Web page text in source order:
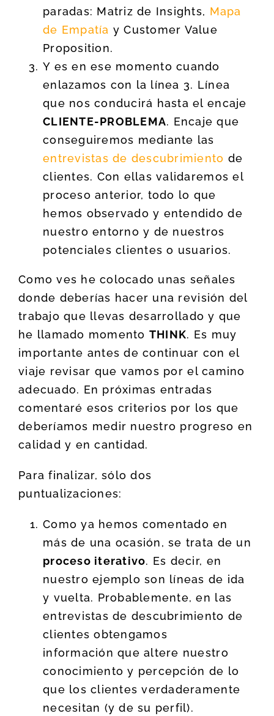
paradas: Matriz de Insights, Mapa
de Empatía y Customer Value
Proposition.
Y es en ese momento cuando
enlazamos con la línea 3. Línea
que nos conducirá hasta el encaje
CLIENTE-PROBLEMA. Encaje que
conseguiremos mediante las
entrevistas de descubrimiento de
clientes. Con ellas validaremos el
proceso anterior, todo lo que
hemos observado y entendido de
nuestro entorno y de nuestros
potenciales clientes o usuarios.
Como ves he colocado unas señales
donde deberías hacer una revisión del
trabajo que llevas desarrollado y que
he llamado momento THINK. Es muy
importante antes de continuar con el
viaje revisar que vamos por el camino
adecuado. En próximas entradas
comentaré esos criterios por los que
deberíamos medir nuestro progreso en
calidad y en cantidad.
Para finalizar, sólo dos
puntualizaciones:
Como ya hemos comentado en
más de una ocasión, se trata de un
proceso iterativo. Es decir, en
nuestro ejemplo son líneas de ida
y vuelta. Probablemente, en las
entrevistas de descubrimiento de
clientes obtengamos
información que altere nuestro
conocimiento y percepción de lo
que los clientes verdaderamente
necesitan (y de su perfil).